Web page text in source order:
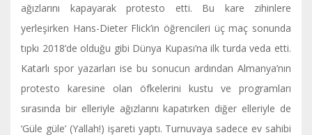
ağızlarını kapayarak protesto etti. Bu kare zihinlere
yerleşirken Hans-Dieter Flick’in öğrencileri üç maç sonunda
tıpkı 2018’de olduğu gibi Dünya Kupası’na ilk turda veda etti.
Katarlı spor yazarları ise bu sonucun ardından Almanya’nın
protesto karesine olan öfkelerini kustu ve programları
sırasında bir elleriyle ağızlarını kapatırken diğer elleriyle de
‘Güle güle’ (Yallah!) işareti yaptı. Turnuvaya sadece ev sahibi